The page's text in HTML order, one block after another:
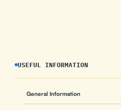
USEFUL INFORMATION
General Information